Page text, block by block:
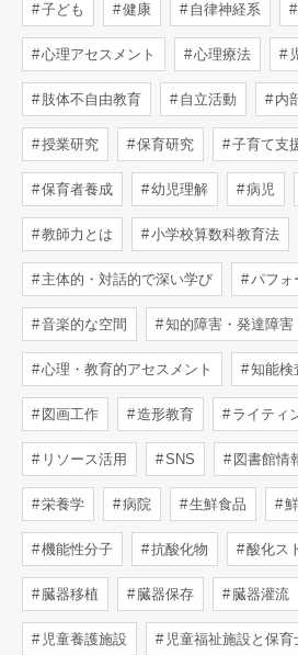
子ども 健康 自律神経系
心理アセスメント 心理療法
肢体不自由教育 自立活動 内
授業研究 保育研究 子育て支
保育者養成 幼児理解 病児
教師力とは 小学校算数科教育法
主体的・対話的で深い学び パフォ
音楽的な空間 知的障害・発達障害
心理・教育的アセスメント 知能検
図画工作 造形教育 ライティ
リソース活用 SNS 図書館情
栄養学 病院 生鮮食品
機能性分子 抗酸化物 酸化ス
臓器移植 臓器保存 臓器灌流
児童養護施設 児童福祉施設と保育